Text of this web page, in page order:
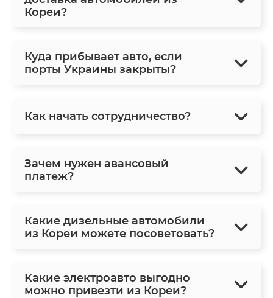
Кореи?
Куда прибывает авто, если
порты Украины закрыты?
Как начать сотрудничество?
Зачем нужен авансовый
платеж?
Какие дизельные автомобили
из Кореи можете посоветовать?
Какие электроавто выгодно
можно привезти из Кореи?